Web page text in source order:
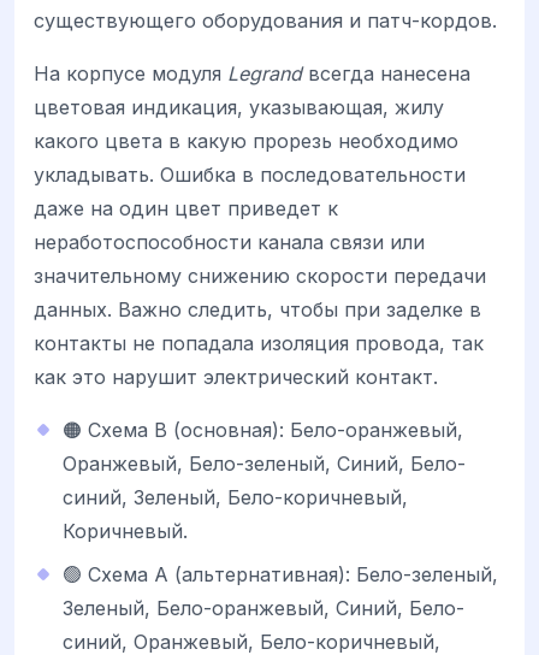
существующего оборудования и патч-кордов.
На корпусе модуля Legrandвсегда нанесена
цветовая индикация, указывающая, жилу
какого цвета в какую прорезь необходимо
укладывать. Ошибка в последовательности
даже на один цвет приведет к
неработоспособности канала связи или
значительному снижению скорости передачи
данных. Важно следить, чтобы при заделке в
контакты не попадала изоляция провода, так
как это нарушит электрический контакт.
🟠 Схема B (основная): Бело-оранжевый,
Оранжевый, Бело-зеленый, Синий, Бело-
синий, Зеленый, Бело-коричневый,
Коричневый.
🟢 Схема A (альтернативная): Бело-зеленый,
Зеленый, Бело-оранжевый, Синий, Бело-
синий, Оранжевый, Бело-коричневый,